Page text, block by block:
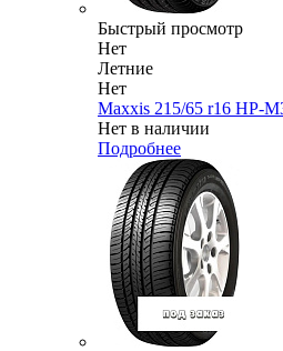
Быстрый просмотр
Нет
Летние
Нет
Maxxis 215/65 r16 HP-
Нет в наличии
Подробнее